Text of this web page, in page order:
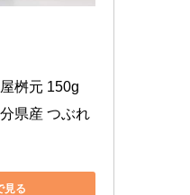
桝元 150g
県産 つぶれ
見る